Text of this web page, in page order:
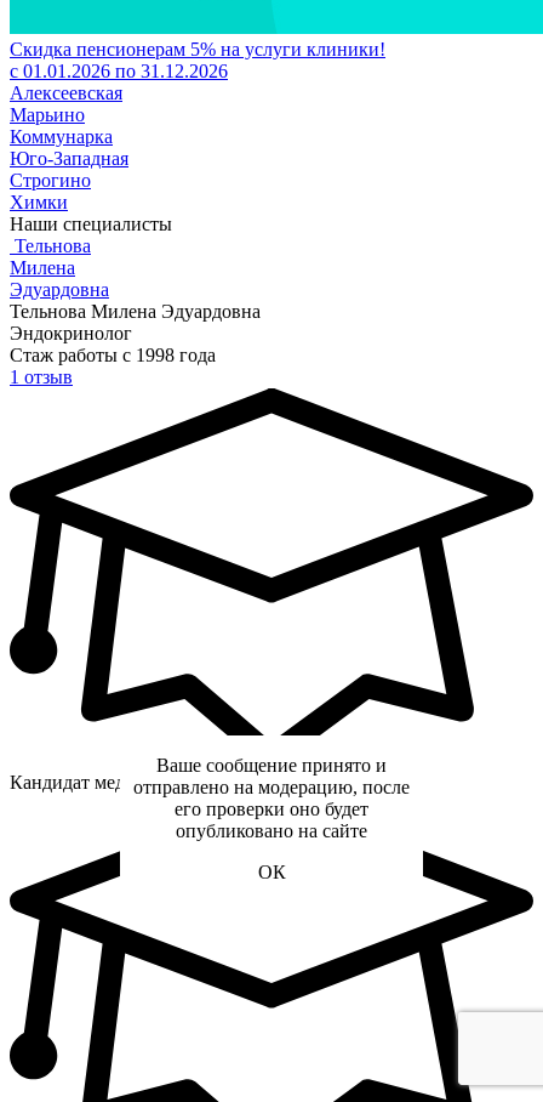
Скидка пенсионерам 5% на услуги клиники!
с 01.01.2026 по 31.12.2026
Алексеевская
Марьино
Коммунарка
Юго-Западная
Строгино
Химки
Наши специалисты
Тельнова
Милена
Эдуардовна
Тельнова Милена Эдуардовна
Эндокринолог
Стаж работы с 1998 года
1 отзыв
Кандидат медицинских наук
Ваше сообщение принято и
отправлено на модерацию, после
его проверки оно будет
опубликовано на сайте
ОК